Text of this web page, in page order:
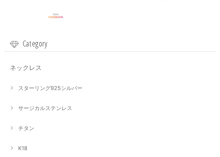
Category
ネックレス
スターリング925シルバー
サージカルステンレス
チタン
K18